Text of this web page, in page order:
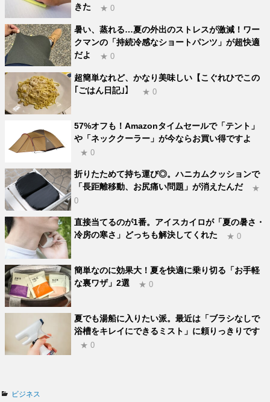
きた
★ 0
暑い、蒸れる…夏の外出のストレスが激減！ワー
クマンの「持続冷感なショートパンツ」が超快適
だよ
★ 0
超簡単なれど、かなり美味しい【こぐれひでこの
｢ごはん日記｣】
★ 0
57%オフも！Amazonタイムセールで「テント」
や「ネッククーラー」が今ならお買い得ですよ
★ 0
折りたためて持ち運び◎。ハニカムクッションで
「長距離移動、お尻痛い問題」が消えたんだ
★
0
直接当てるのが1番。アイスカイロが「夏の暑さ・
冷房の寒さ」どっちも解決してくれた
★ 0
簡単なのに効果大！夏を快適に乗り切る「お手軽
な裏ワザ」2選
★ 0
夏でも湯船に入りたい派。最近は「ブラシなしで
浴槽をキレイにできるミスト」に頼りっきりです
★ 0
カ
ビジネス